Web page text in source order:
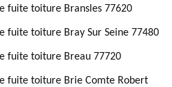
fuite toiture Bransles 77620
fuite toiture Bray Sur Seine 77480
fuite toiture Breau 77720
fuite toiture Brie Comte Robert